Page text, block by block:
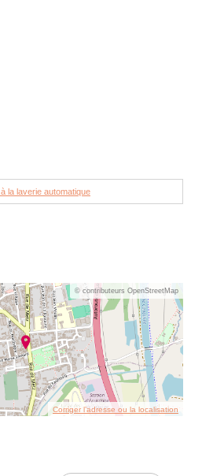
la laverie automatique
© contributeurs OpenStreetMap
Corriger l’adresse ou la localisation